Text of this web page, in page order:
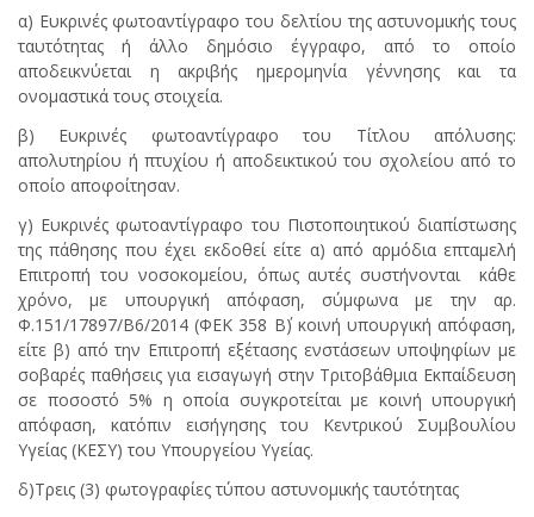
α) Ευκρινές φωτοαντίγραφο του δελτίου της αστυνομικής τους
ταυτότητας ή άλλο δημόσιο έγγραφο, από το οποίο
αποδεικνύεται η ακριβής ημερομηνία γέννησης και τα
ονομαστικά τους στοιχεία.
β) Ευκρινές φωτοαντίγραφο του Τίτλου απόλυσης:
απολυτηρίου ή πτυχίου ή αποδεικτικού του σχολείου από το
οποίο αποφοίτησαν.
γ) Ευκρινές φωτοαντίγραφο του Πιστοποιητικού διαπίστωσης
της πάθησης που έχει εκδοθεί είτε α) από αρμόδια επταμελή
Επιτροπή του νοσοκομείου, όπως αυτές συστήνονται κάθε
χρόνο, με υπουργική απόφαση, σύμφωνα με την αρ.
Φ.151/17897/Β6/2014 (ΦΕΚ 358 Β΄) κοινή υπουργική απόφαση,
είτε β) από την Επιτροπή εξέτασης ενστάσεων υποψηφίων με
σοβαρές παθήσεις για εισαγωγή στην Τριτοβάθμια Εκπαίδευση
σε ποσοστό 5% η οποία συγκροτείται με κοινή υπουργική
απόφαση, κατόπιν εισήγησης του Κεντρικού Συμβουλίου
Υγείας (ΚΕΣΥ) του Υπουργείου Υγείας.
δ)Τρεις (3) φωτογραφίες τύπου αστυνομικής ταυτότητας